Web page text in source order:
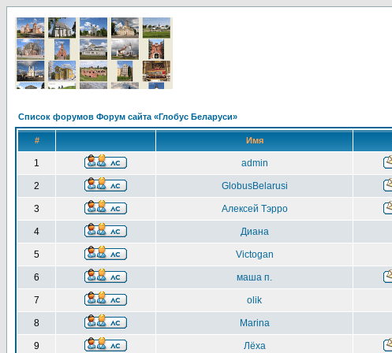
Список форумов Форум сайта «Глобус Беларуси»
# Имя
1 admin
2 GlobusBelarusi
3 Алексей Тэрро
4 Диана
5 Victogan
6 маша п.
7 olik
8 Marina
9 Лёха